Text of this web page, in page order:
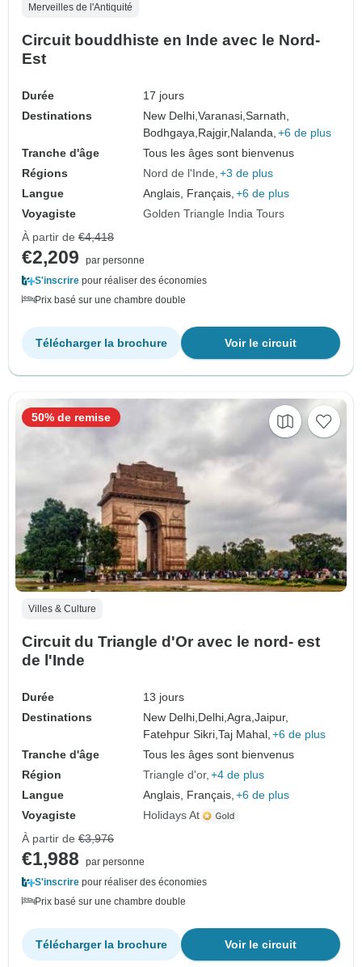
Merveilles de l'Antiquité
Circuit bouddhiste en Inde avec le Nord-
Est
Durée
17 jours
Destinations
New Delhi,Varanasi,Sarnath,
Bodhgaya, Rajgir, Nalanda, +6 de plus
Tranche d'âge
Tous les âges sont bienvenus
Régions
Nord de l'Inde +3 de plus
Langue
Anglais, Français, +6 de plus
Voyagiste
Golden Triangle India Tours
À partir de €4,418
€2,209
par personne
S'inscrire pour réaliser des économies
Prix basé sur une chambre double
Voir le circuit
Télécharger la brochure
Villes & Culture
Circuit du Triangle d'Or avec le nord- est
de l'Inde
Durée
13 jours
Destinations
New Delhi, Delhi,Agra,Jaipur,
Fatehpur Sikri,Taj Mahal, +6 de plus
Tranche d'âge
Tous les âges sont bienvenus
Région
Triangle d'or +4 de plus
Langue
Anglais, Français, +6 de plus
Voyagiste
Holidays At
50% de remise
À partir de €3,976
€1,988
par personne
S'inscrire pour réaliser des économies
Prix basé sur une chambre double
Voir le circuit
Télécharger la brochure